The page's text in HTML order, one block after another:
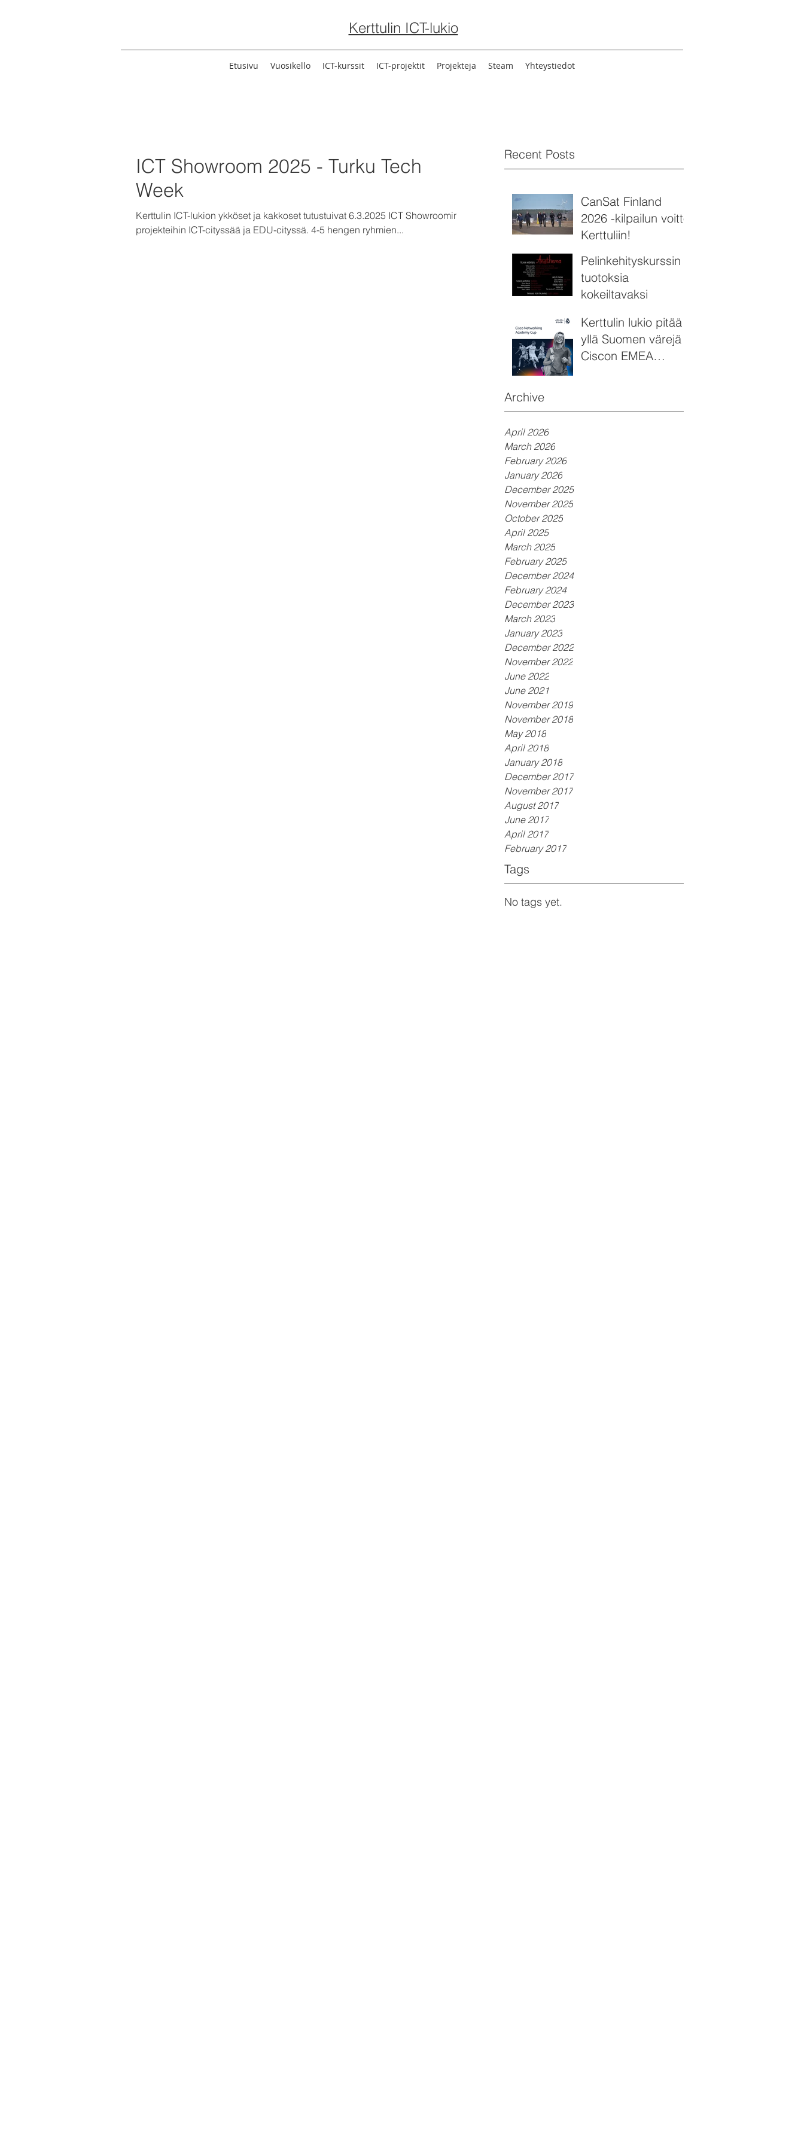
Kerttulin ICT-lukio
Etusivu Vuosikello ICT-kurssit ICT-projektit Projekteja Steam Yhteystiedot
Recent Posts
CanSat Finland
2026 -kilpailun voitto
Kerttuliin!
Pelinkehityskurssin
tuotoksia
kokeiltavaksi
Kerttulin lukio pitää
yllä Suomen värejä
Ciscon EMEA
Archive
April 2026
March 2026
February 2026
January 2026
December 2025
November 2025
October 2025
April 2025
March 2025
February 2025
December 2024
February 2024
December 2023
March 2023
January 2023
December 2022
November 2022
June 2022
June 2021
November 2019
November 2018
May 2018
April 2018
January 2018
December 2017
November 2017
August 2017
June 2017
April 2017
February 2017
Tags
No tags yet.
ICT Showroom 2025 - Turku Tech
Week
Kerttulin ICT-lukion ykköset ja kakkoset tutustuivat 6.3.2025 ICT Showroomin
projekteihin ICT-cityssää ja EDU-cityssä. 4-5 hengen ryhmien...